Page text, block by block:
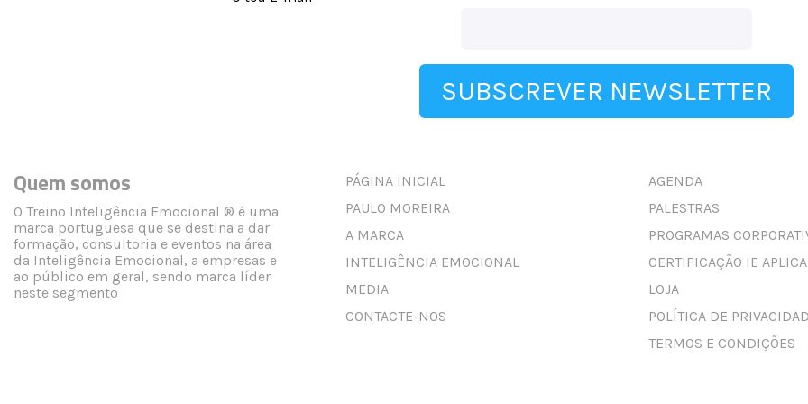
SUBSCREVER NEWSLETTER
Quem somos
O Treino Inteligência Emocional ® é uma
marca portuguesa que se destina a dar
formação, consultoria e eventos na área
da Inteligência Emocional, a empresas e
ao público em geral, sendo marca líder
neste segmento
PÁGINA INICIAL
PAULO MOREIRA
A MARCA
INTELIGÊNCIA EMOCIONAL
MEDIA
CONTACTE-NOS
AGENDA
PALESTRAS
PROGRAMAS
CERTIFICAÇÃO IE
LOJA
POLÍTICA DE
TERMOS E CONDIÇÕES